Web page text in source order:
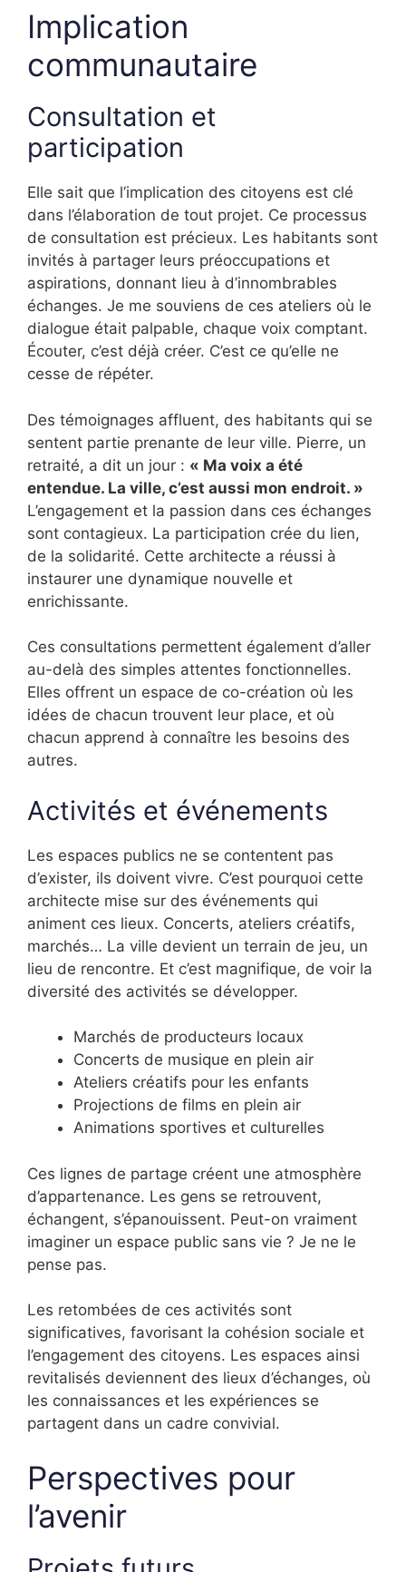
Implication
communautaire
Consultation et
participation
Elle sait que l’implication des citoyens est clé
dans l’élaboration de tout projet. Ce processus
de consultation est précieux. Les habitants sont
invités à partager leurs préoccupations et
aspirations, donnant lieu à d’innombrables
échanges. Je me souviens de ces ateliers où le
dialogue était palpable, chaque voix comptant.
Écouter, c’est déjà créer. C’est ce qu’elle ne
cesse de répéter.
Des témoignages affluent, des habitants qui se
sentent partie prenante de leur ville. Pierre, un
retraité, a dit un jour : « Ma voix a été
entendue. La ville, c’est aussi mon endroit. »
L’engagement et la passion dans ces échanges
sont contagieux. La participation crée du lien,
de la solidarité. Cette architecte a réussi à
instaurer une dynamique nouvelle et
enrichissante.
Ces consultations permettent également d’aller
au-delà des simples attentes fonctionnelles.
Elles offrent un espace de co-création où les
idées de chacun trouvent leur place, et où
chacun apprend à connaître les besoins des
autres.
Activités et événements
Les espaces publics ne se contentent pas
d’exister, ils doivent vivre. C’est pourquoi cette
architecte mise sur des événements qui
animent ces lieux. Concerts, ateliers créatifs,
marchés… La ville devient un terrain de jeu, un
lieu de rencontre. Et c’est magnifique, de voir la
diversité des activités se développer.
Marchés de producteurs locaux
Concerts de musique en plein air
Ateliers créatifs pour les enfants
Projections de films en plein air
Animations sportives et culturelles
Ces lignes de partage créent une atmosphère
d’appartenance. Les gens se retrouvent,
échangent, s’épanouissent. Peut-on vraiment
imaginer un espace public sans vie ? Je ne le
pense pas.
Les retombées de ces activités sont
significatives, favorisant la cohésion sociale et
l’engagement des citoyens. Les espaces ainsi
revitalisés deviennent des lieux d’échanges, où
les connaissances et les expériences se
partagent dans un cadre convivial.
Perspectives pour
l’avenir